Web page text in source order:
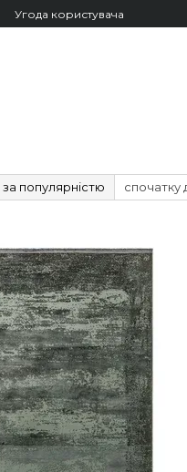
Угода користувача
за популярністю